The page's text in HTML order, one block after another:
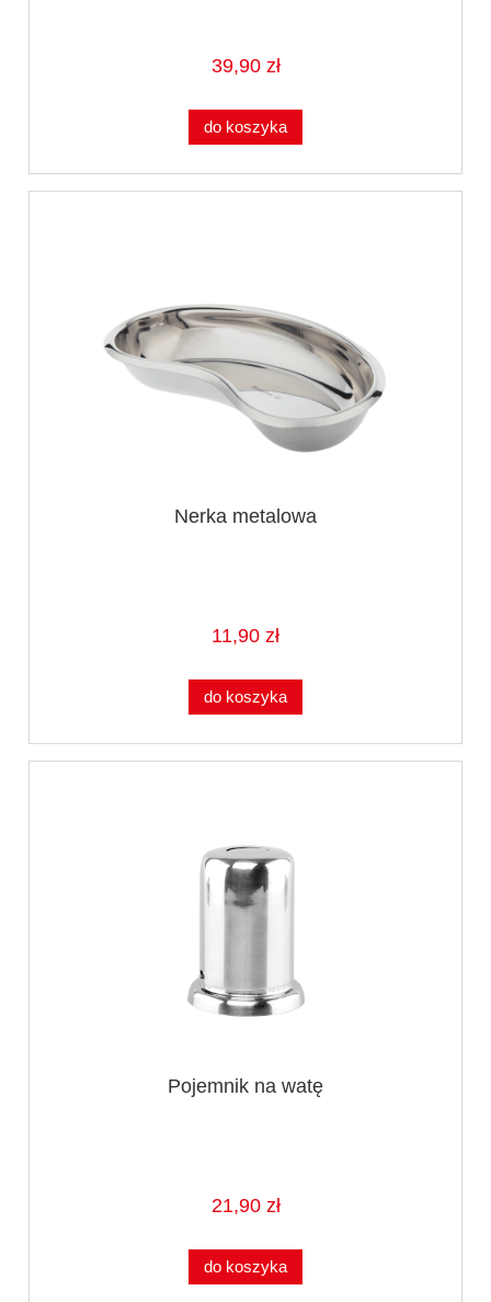
39,90 zł
do koszyka
Nerka metalowa
11,90 zł
do koszyka
Pojemnik na watę
21,90 zł
do koszyka